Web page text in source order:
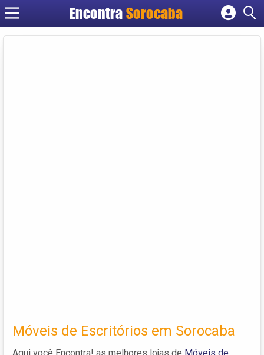
EncontraSorocaba
Cadastrar empresa
Móveis de Escritórios em Sorocaba
Aqui você Encontra! as melhores lojas de Móveis de